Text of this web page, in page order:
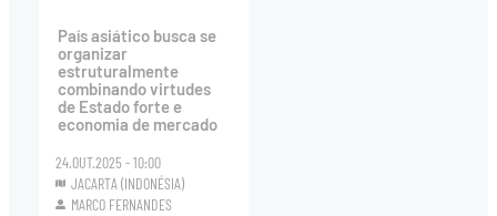
País asiático busca se
organizar
estruturalmente
combinando virtudes
de Estado forte e
economia de mercado
24.OUT.2025 - 10:00
JACARTA (INDONÉSIA)
MARCO FERNANDES